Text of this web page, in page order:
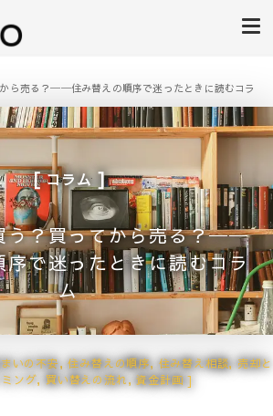
ら売る？──住み替えの順序で迷ったときに読むコラ
コラム
いの不安,住み替えの順序, 住み替え相談, 売却と
ング, 買い替えの流れ,資金計画
う？買ってから売る？──
序で迷ったときに読むコラ
ム